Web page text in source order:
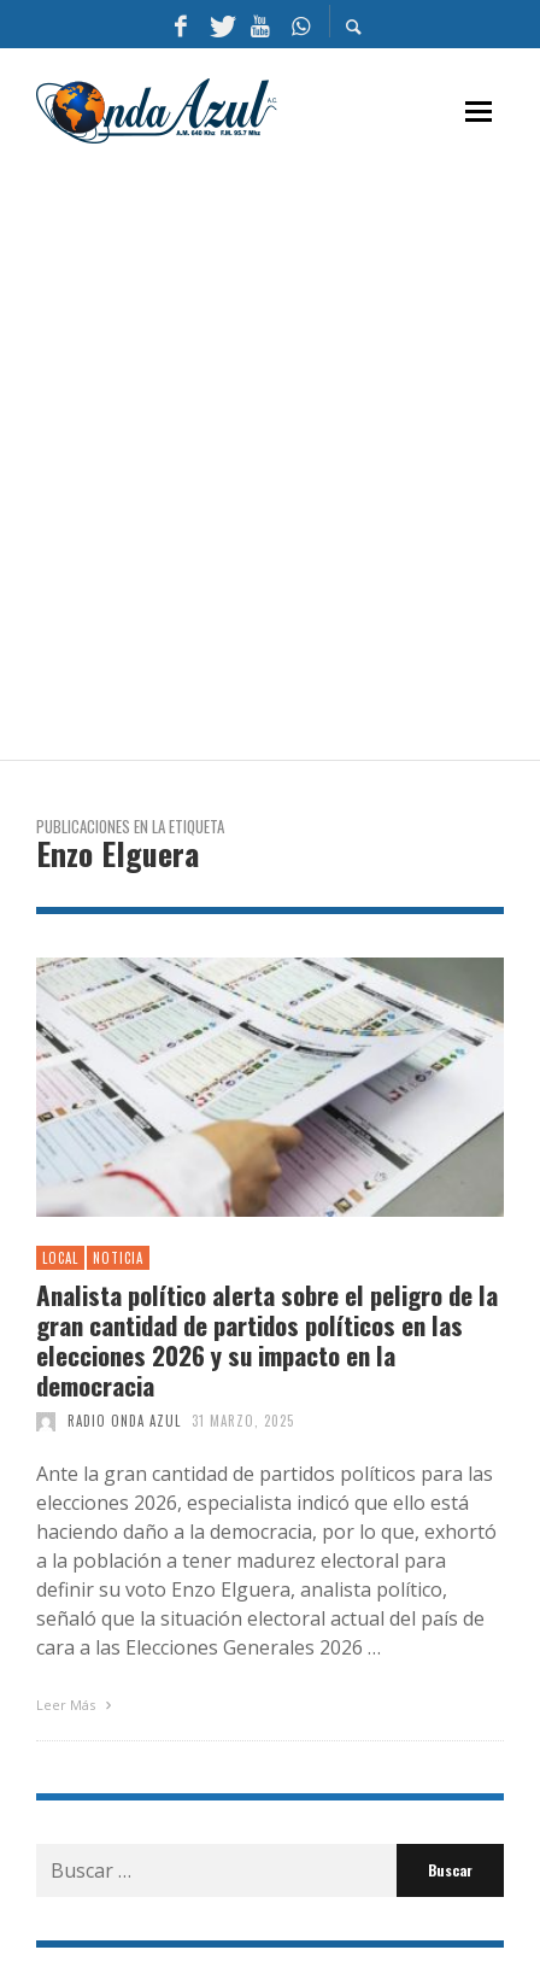
PUBLICACIONES EN LA ETIQUETA
Enzo Elguera
LOCAL NOTICIA
Analista político alerta sobre el peligro de la
gran cantidad de partidos políticos en las
elecciones 2026 y su impacto en la
democracia
RADIO ONDA AZUL 31 MARZO, 2025
Ante la gran cantidad de partidos políticos para las
elecciones 2026, especialista indicó que ello está
haciendo daño a la democracia, por lo que, exhortó
a la población a tener madurez electoral para
definir su voto Enzo Elguera, analista político,
señaló que la situación electoral actual del país de
cara a las Elecciones Generales 2026 …
Leer Más
Buscar
por: